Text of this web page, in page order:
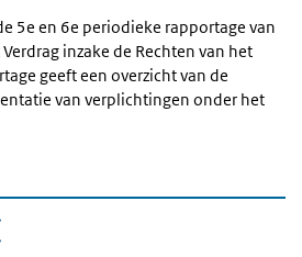
5e en 6e periodieke rapportage van
inzake de Rechten van het
geeft een overzicht van de
van verplichtingen onder het